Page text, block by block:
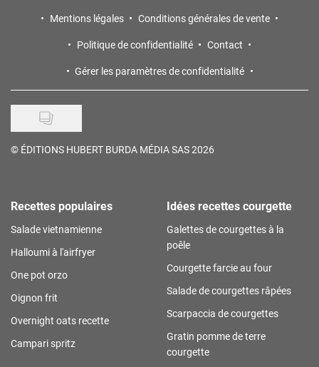
Mentions légales
Conditions générales de vente
Politique de confidentialité
Contact
Gérer les paramètres de confidentialité
© ÉDITIONS HUBERT BURDA MÉDIA SAS 2026
Recettes populaires
Salade vietnamienne
Halloumi à l'airfryer
One pot orzo
Oignon frit
Overnight oats recette
Campari spritz
Idées recettes courgette
Galettes de courgettes à la
poêle
Courgette farcie au four
Salade de courgettes râpées
Scarpaccia de courgettes
Gratin pomme de terre
courgette